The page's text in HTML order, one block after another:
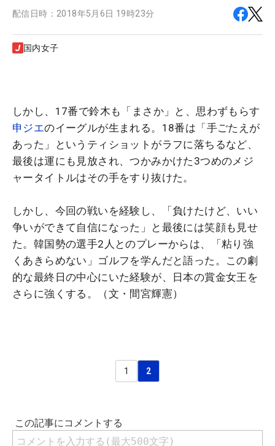
配信日時： 2018年5月6日 19時23分
国内女子
しかし、17番で鈴木も「まさか」と、思わずもらす
申ジエのイーグルが生まれる。18番は「手ごたえが
あった」というティショットがラフに落ちるなど、
最後は運にも見放され、つかみかけた3つめのメジ
ャータイトルはその手をすり抜けた。
しかし、今回の戦いを経験し、「負けたけど、いい
争いができて自信になった」と最後には笑顔も見せ
た。韓国勢の選手2人とのプレーからは、「粘り強
くあきらめない」ゴルフを学んだと語った。この劇
的な最終日の中心にいた経験が、日本の賞金女王を
さらに強くする。（文・間宮輝憲）
1 2